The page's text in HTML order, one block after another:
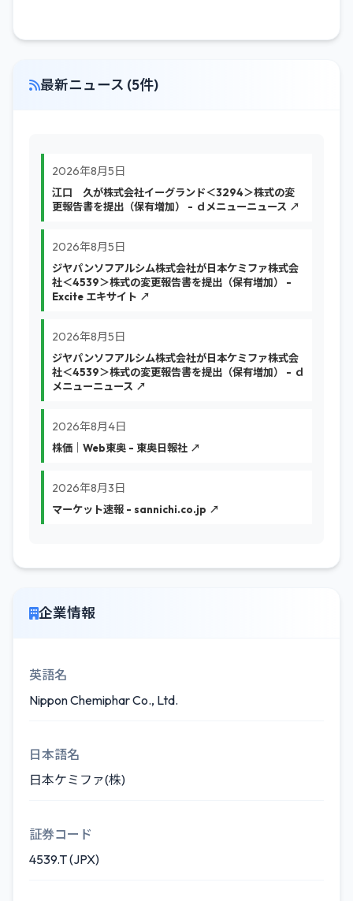
最新ニュース (5件)
2026年8月5日
江口 久が株式会社イーグランド＜3294＞株式の変
更報告書を提出（保有増加） - ｄメニューニュース ↗
2026年8月5日
ジヤパンソフアルシム株式会社が日本ケミファ株式会
社＜4539＞株式の変更報告書を提出（保有増加） -
Excite エキサイト ↗
2026年8月5日
ジヤパンソフアルシム株式会社が日本ケミファ株式会
社＜4539＞株式の変更報告書を提出（保有増加） - ｄ
メニューニュース ↗
2026年8月4日
株価｜Web東奥 - 東奥日報社 ↗
2026年8月3日
マーケット速報 - sannichi.co.jp ↗
企業情報
英語名
Nippon Chemiphar Co., Ltd.
日本語名
日本ケミファ(株)
証券コード
4539.T (JPX)